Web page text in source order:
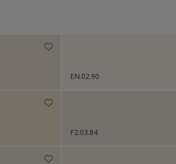
EN.02.90
F2.03.84